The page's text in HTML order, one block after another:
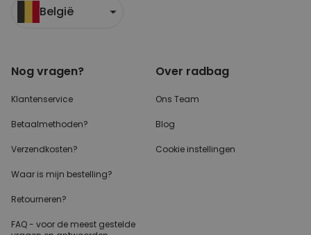
België
Nog vragen?
Klantenservice
Betaalmethoden?
Verzendkosten?
Waar is mijn bestelling?
Retourneren?
FAQ - voor de meest gestelde
Over radbag
Ons Team
Blog
Cookie instellingen